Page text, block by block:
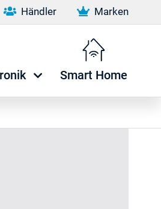
Händler Marken
Smart Home